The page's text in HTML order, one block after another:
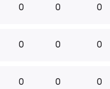
0 0 0
0 0 0
0 0 0